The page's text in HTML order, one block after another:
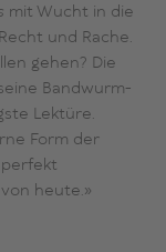
mit Wucht in die
und Rache.
gehen? Die
Bandwurm-
Lektüre.
Form der
heute.»